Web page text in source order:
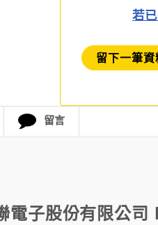
若
留下一筆資
留言
電子股份有限公司